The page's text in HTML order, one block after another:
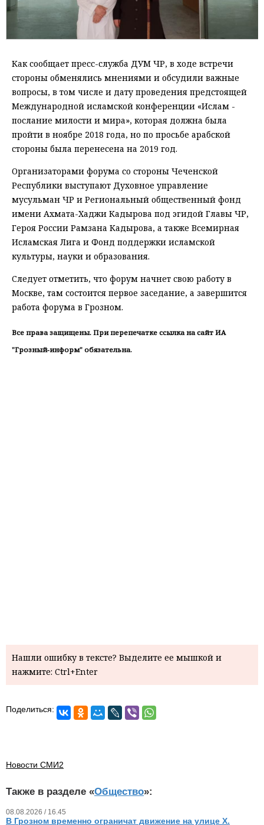
Как сообщает пресс-служба ДУМ ЧР, в ходе встречи
стороны обменялись мнениями и обсудили важные
вопросы, в том числе и дату проведения предстоящей
Международной исламской конференции «Ислам -
послание милости и мира», которая должна была
пройти в ноябре 2018 года, но по просьбе арабской
стороны была перенесена на 2019 год.
Организаторами форума со стороны Чеченской
Республики выступают Духовное управление
мусульман ЧР и Региональный общественный фонд
имени Ахмата-Хаджи Кадырова под эгидой Главы ЧР,
Героя России Рамзана Кадырова, а также Всемирная
Исламская Лига и Фонд поддержки исламской
культуры, науки и образования.
Следует отметить, что форум начнет свою работу в
Москве, там состоится первое заседание, а завершится
работа форума в Грозном.
Все права защищены. При перепечатке ссылка на сайт ИА
"Грозный-информ" обязательна.
Нашли ошибку в тексте? Выделите ее мышкой и
нажмите: Ctrl+Enter
Поделиться:
Новости СМИ2
Также в разделе «Общество»:
08.08.2026 / 16.45
В Грозном временно ограничат движение на улице Х.